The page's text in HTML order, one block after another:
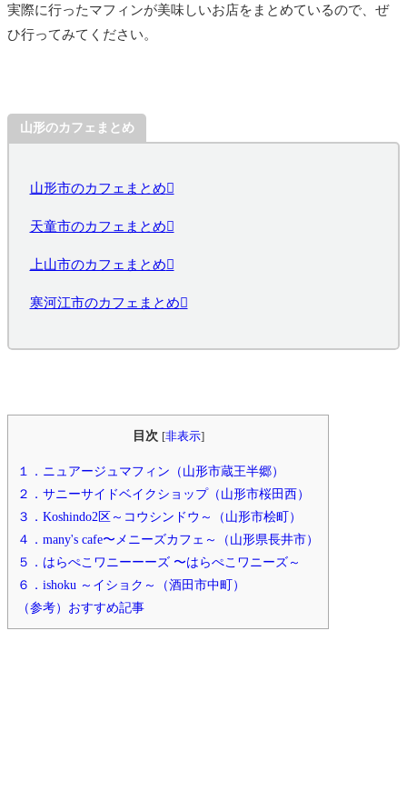
実際に行ったマフィンが美味しいお店をまとめているので、ぜ
ひ行ってみてください。
山形のカフェまとめ
山形市のカフェまとめ
天童市のカフェまとめ
上山市のカフェまとめ
寒河江市のカフェまとめ
目次 [非表示]
１．ニュアージュマフィン（山形市蔵王半郷）
２．サニーサイドベイクショップ（山形市桜田西）
３．Koshindo2区～コウシンドウ～（山形市桧町）
４．many's cafe〜メニーズカフェ～（山形県長井市）
５．はらぺこワニーーーズ 〜はらぺこワニーズ～
６．ishoku ～イショク～（酒田市中町）
（参考）おすすめ記事